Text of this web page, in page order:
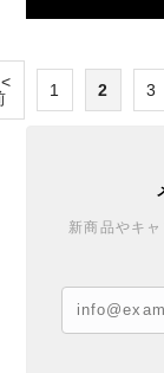
1 2 3
新商品やキ